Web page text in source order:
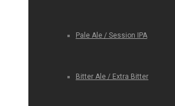
Pale Ale / Session IPA
Bitter Ale / Extra Bitter